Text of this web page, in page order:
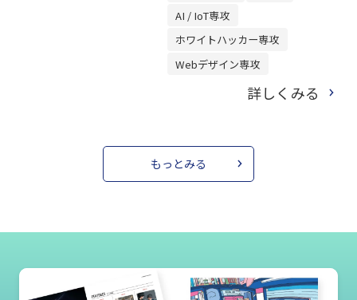
AI / IoT専攻
ホワイトハッカー専攻
Webデザイン専攻
詳しくみる
もっとみる